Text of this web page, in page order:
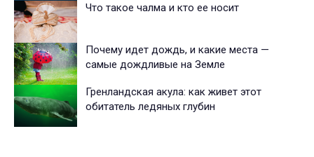
Что такое чалма и кто ее носит
Почему идет дождь, и какие места —
самые дождливые на Земле
Гренландская акула: как живет этот
обитатель ледяных глубин